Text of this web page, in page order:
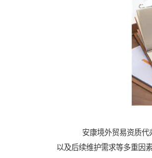
安康境外贸易资质代办
以及后续维护需求等多重因